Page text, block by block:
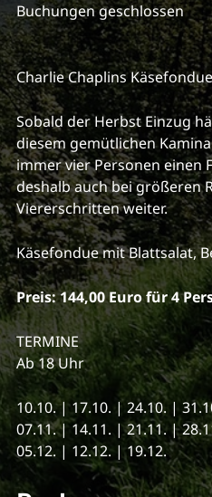
Buchungen geschlossen
Charlie Chaplins Käsefondue
Sobald der Herbst Einzug
diesem gemütlichen
immer vier Personen einen
deshalb auch bei größeren
Viererschritten weiter.
Käsefondue mit Blattsalat,
Preis: 144,00 Euro für 4
TERMINE
Ab 18 Uhr
10.10. | 17.10. | 24.10. |
07.11. | 14.11. | 21.11. |
05.12. | 12.12. | 19.12.